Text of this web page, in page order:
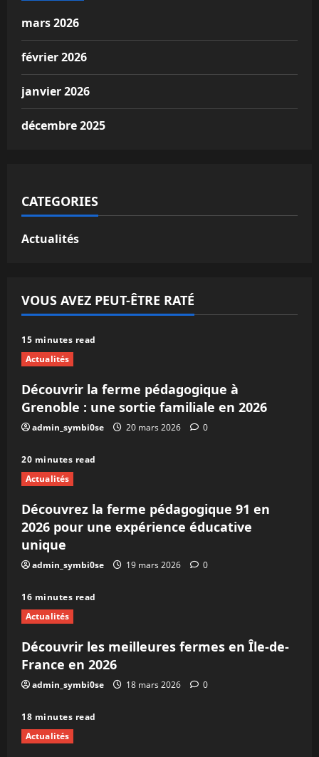
mars 2026
février 2026
janvier 2026
décembre 2025
CATEGORIES
Actualités
VOUS AVEZ PEUT-ÊTRE RATÉ
15 minutes read
Actualités
Découvrir la ferme pédagogique à
Grenoble : une sortie familiale en 2026
admin_symbi0se 20 mars 2026 0
20 minutes read
Actualités
Découvrez la ferme pédagogique 91 en
2026 pour une expérience éducative
unique
admin_symbi0se 19 mars 2026 0
16 minutes read
Actualités
Découvrir les meilleures fermes en Île-de-
France en 2026
admin_symbi0se 18 mars 2026 0
18 minutes read
Actualités